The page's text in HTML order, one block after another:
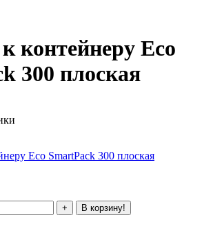
контейнеру Eco
300 плоская
В корзину!